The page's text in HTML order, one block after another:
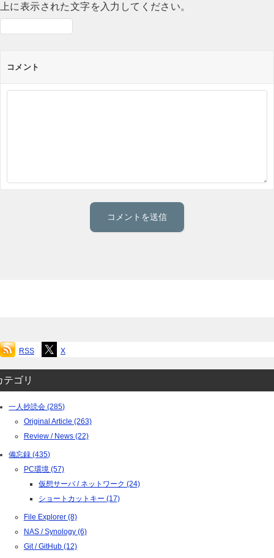
上に表示された文字を入力してください。
コメント
RSS X
テゴリ
一人抄読会 (285)
Original Article (263)
Review / News (22)
備忘録 (435)
PC環境 (57)
仮想サーバ / ネットワーク (24)
ショートカットキー (17)
File Explorer (8)
NAS / Synology (6)
Git / GitHub (12)